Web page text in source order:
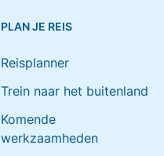
PLAN JE REIS
Reisplanner
Trein naar het buitenland
Komende
werkzaamheden